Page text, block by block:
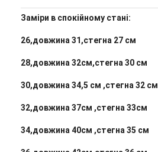
Заміри в спокійному стані:
26,довжина 31,стегна 27 см
28,довжина 32см,стегна 30 см
30,довжина 34,5 см ,стегна 32 см
32,довжина 37см ,стегна 33см
34,довжина 40см ,стегна 35 см